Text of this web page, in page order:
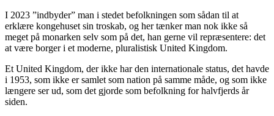
I 2023 ”indbyder” man i stedet befolkningen som sådan til at
erklære kongehuset sin troskab, og her tænker man nok ikke så
meget på monarken selv som på det, han gerne vil repræsentere: det
at være borger i et moderne, pluralistisk United Kingdom.
Et United Kingdom, der ikke har den internationale status, det havde
i 1953, som ikke er samlet som nation på samme måde, og som ikke
længere ser ud, som det gjorde som befolkning for halvfjerds år
siden.